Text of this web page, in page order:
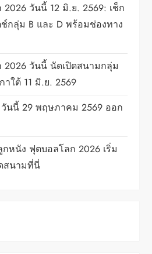
วันนี้ 12 มิ.ย. 2569: เช็ก
กลุ่ม B และ D พร้อมช่องทาง
วันนี้ นัดเปิดสนามกลุ่ม
ใต้ 11 มิ.ย. 2569
วันนี้ 29 พฤษภาคม 2569 ออก
หนัง ฟุตบอลโลก 2026 เริ่ม
สนามที่นี่